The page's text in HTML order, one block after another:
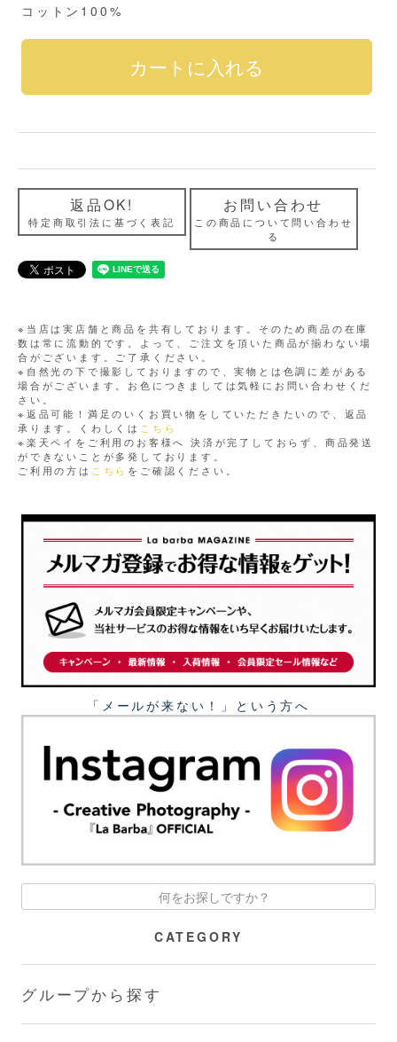
コットン100%
返品OK!
特定商取引法に基づく表記
お問い合わせ
この商品について問い合わせ
る
※当店は実店舗と商品を共有しております。そのため商品の在庫
数は常に流動的です。よって、ご注文を頂いた商品が揃わない場
合がございます。ご了承ください。
※自然光の下で撮影しておりますので、実物とは色調に差がある
場合がございます。お色につきましては気軽にお問い合わせくだ
さい。
※返品可能！満足のいくお買い物をしていただきたいので、返品
承ります。くわしくは こちら
※楽天ペイをご利用のお客様へ 決済が完了しておらず、商品発送
ができないことが多発しております。
ご利用の方は こちら をご確認ください。
「メールが来ない！」という⽅へ
CATEGORY
グループから探す